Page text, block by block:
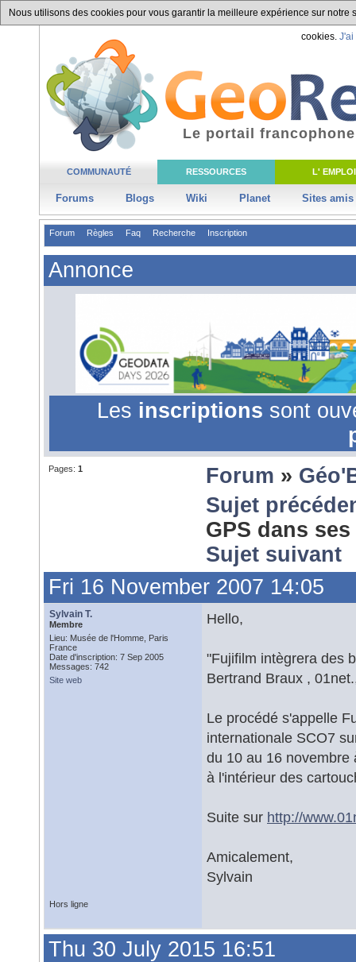
Nous utilisons des cookies pour vous garantir la meilleure expérience sur
cookies. J'ai
COMMUNAUTÉ RESSOURCES L' EMPLOI
Forums Blogs Wiki Planet Sites amis
Le portail
Forum Règles Faq Recherche Inscription
Annonce
Les inscriptions sont
Pages: 1 Forum »
Sujet
GPS dans
Sujet suivant
Fri 16 November 2007 14:05
Sylvain T.
Membre
Lieu: Musée de l'Homme, Paris
France
Date d'inscription: 7 Sep 2005
Messages: 742
Site web
Hello,
"Fujifilm intègrera des
Bertrand Braux ,
Le procédé s'appelle
internationale SCO7
du 10 au 16 novembre
à l'intérieur des
Suite sur http://
Amicalement,
Sylvain
Hors ligne
Thu 30 July 2015 16:51